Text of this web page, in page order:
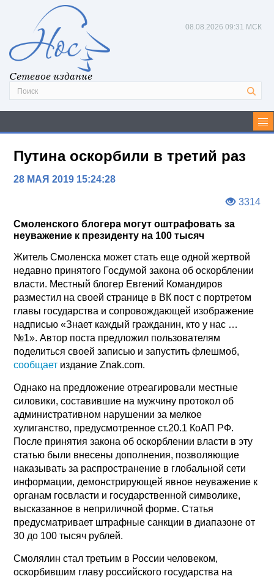
Сетевое издание
08.08.2026 09:31 МСК
Путина оскорбили в третий раз
28 МАЯ 2019 15:24:28
3314
Смоленского блогера могут оштрафовать за
неуважение к президенту на 100 тысяч
Житель Смоленска может стать еще одной жертвой
недавно принятого Госдумой закона об оскорблении
власти. Местный блогер Евгений Командиров
разместил на своей странице в ВК пост с портретом
главы государства и сопровождающей изображение
надписью «Знает каждый гражданин, кто у нас …
№1». Автор поста предложил пользователям
поделиться своей записью и запустить флешмоб,
сообщает издание Znak.com.
Однако на предложение отреагировали местные
силовики, составившие на мужчину протокол об
административном нарушении за мелкое
хулиганство, предусмотренное ст.20.1 КоАП РФ.
После принятия закона об оскорблении власти в эту
статью были внесены дополнения, позволяющие
наказывать за распространение в глобальной сети
информации, демонстрирующей явное неуважение к
органам госвласти и государственной символике,
высказанное в неприличной форме. Статья
предусматривает штрафные санкции в диапазоне от
30 до 100 тысяч рублей.
Смолялин стал третьим в России человеком,
оскорбившим главу российского государства на